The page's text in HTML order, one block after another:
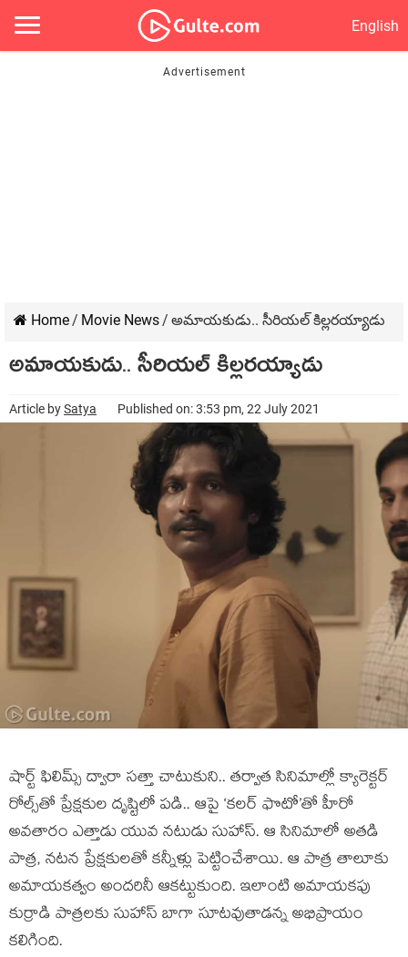
English
Home/ Movie News/ అమాయకుడు.. సీరియల్ కిల్లరయ్యాడు
అమాయకుడు.. సీరియల్ కిల్లరయ్యాడు
Article bySatya Published on: 3:53 pm, 22 July 2021
షార్ట్ ఫిలిమ్స్ ద్వారా సత్తా చాటుకుని.. తర్వాత సినిమాల్లో క్యారెక్టర్
రోల్స్‌తో ప్రేక్షకుల దృష్టిలో పడి.. ఆపై ‘కలర్ ఫొటో’తో హీరో
అవతారం ఎత్తాడు యువ నటుడు సుహాస్. ఆ సినిమాలో అతడి
పాత్ర, నటన ప్రేక్షకులతో కన్నీళ్లు పెట్టించేశాయి. ఆ పాత్ర తాలూకు
అమాయకత్వం అందరినీ ఆకట్టుకుంది. ఇలాంటి అమాయకపు
కుర్రాడి పాత్రలకు సుహాస్ బాగా సూటవుతాడన్న అభిప్రాయం
కలిగింది.